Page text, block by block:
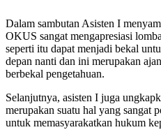
Dalam sambutan Asisten I
OKUS sangat mengapresiasi
seperti itu dapat menjadi bekal
depan nanti dan ini merupakan
berbekal pengetahuan.
Selanjutnya, asisten I juga
merupakan suatu hal yang sangat
untuk memasyarakatkan hukum